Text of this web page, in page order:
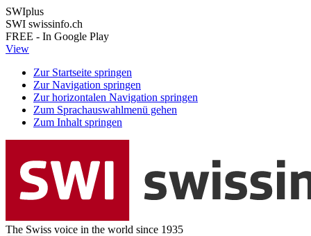
SWIplus
SWI swissinfo.ch
FREE - In Google Play
View
Zur Startseite springen
Zur Navigation springen
Zur horizontalen Navigation springen
Zum Sprachauswahlmenü gehen
Zum Inhalt springen
The Swiss voice in the world since 1935